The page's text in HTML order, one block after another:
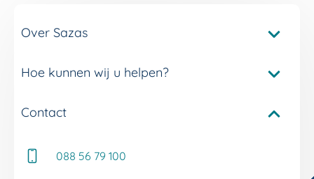
Over Sazas
Pakketvergelijker Sazas
Onze verzuimdiensten
Onze klantverhalen
Hoe kunnen wij u helpen?
Service en contact
Whitepapers
Contact
088 56 79 100